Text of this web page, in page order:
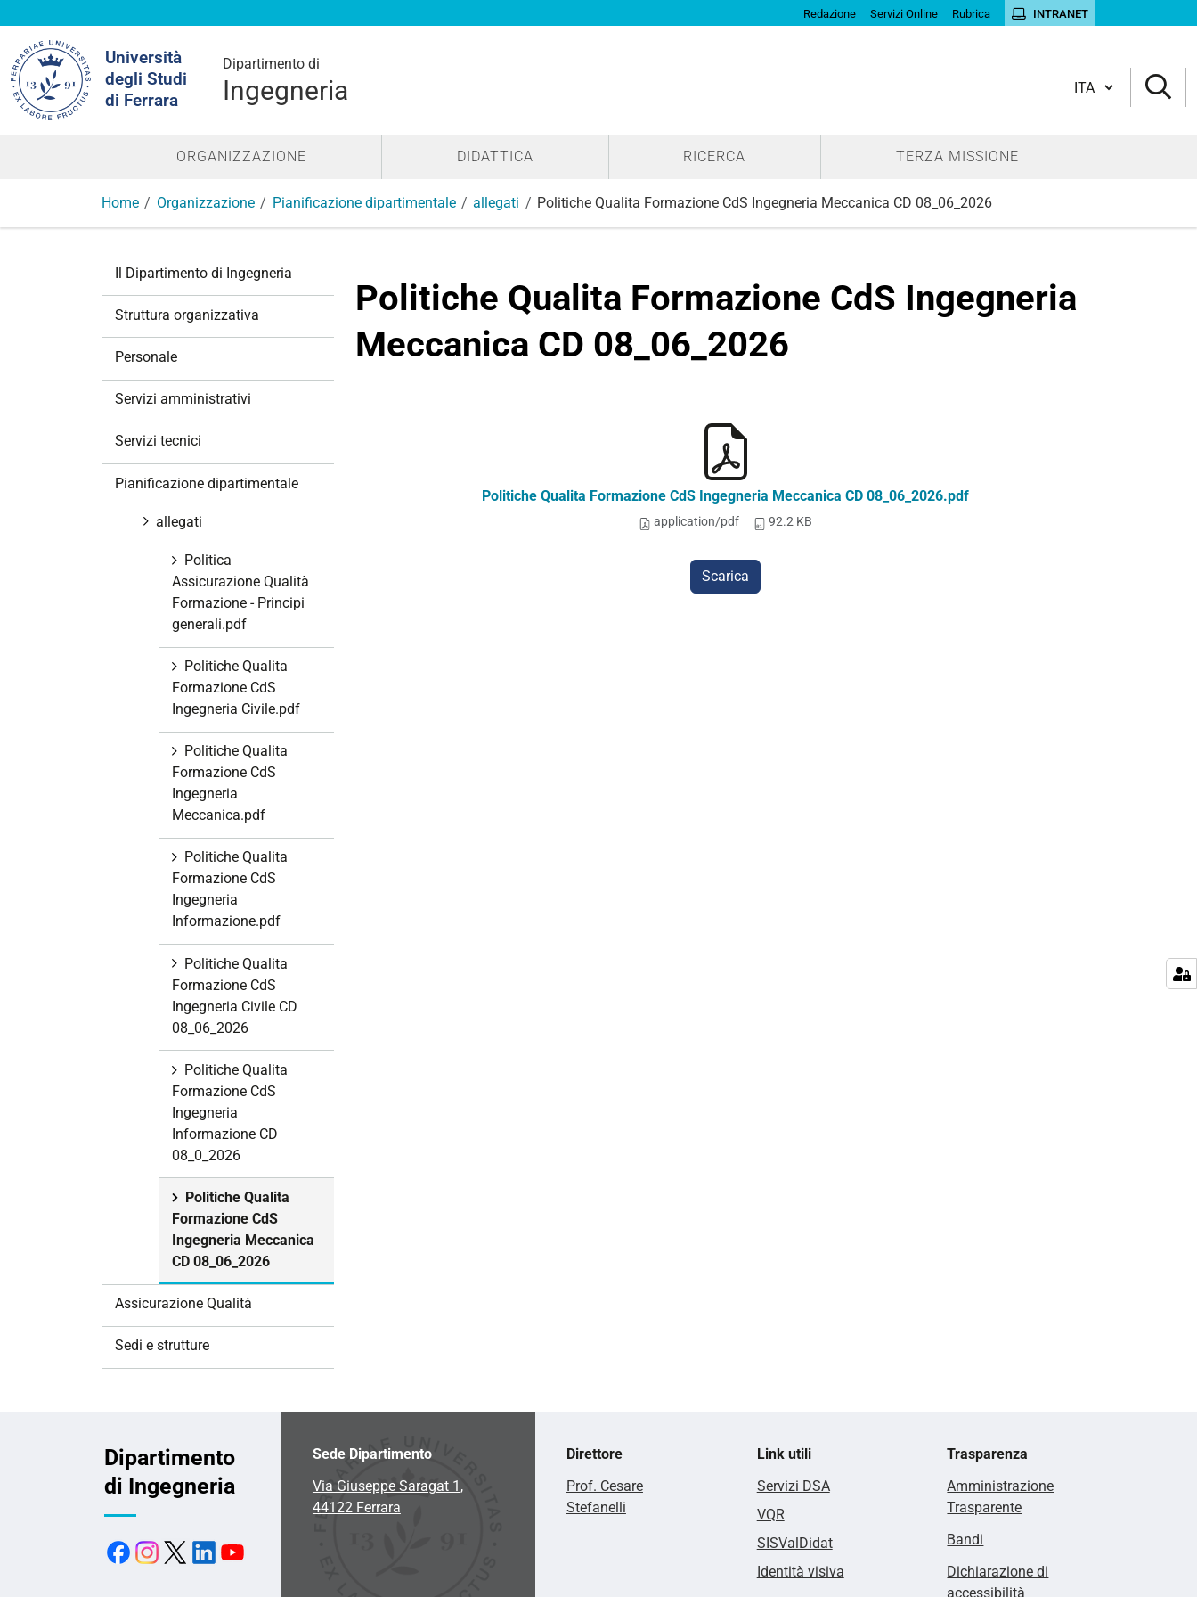
Redazione Servizi Online Rubrica INTRANET
Università
degli Studi
di Ferrara
Dipartimento di
Ingegneria
nel
sito
Cambia lingua
ORGANIZZAZIONE DIDATTICA RICERCA TERZA MISSIONE
Home Organizzazione Pianificazione dipartimentale allegati Politiche Qualita Formazione CdS Ingegneria Meccanica CD 08_06_2026
Politiche Qualita Formazione CdS Ingegneria
Meccanica CD 08_06_2026
Politiche Qualita Formazione CdS Ingegneria Meccanica CD 08_06_2026.pdf
application/pdf 92.2 KB
Scarica
Il Dipartimento di Ingegneria
Struttura organizzativa
Personale
Servizi amministrativi
Servizi tecnici
Pianificazione dipartimentale
allegati
Politica
Assicurazione Qualità
Formazione - Principi
generali.pdf
Politiche Qualita
Formazione CdS
Ingegneria Civile.pdf
Politiche Qualita
Formazione CdS
Ingegneria
Meccanica.pdf
Politiche Qualita
Formazione CdS
Ingegneria
Informazione.pdf
Politiche Qualita
Formazione CdS
Ingegneria Civile CD
08_06_2026
Politiche Qualita
Formazione CdS
Ingegneria
Informazione CD
08_0_2026
Politiche Qualita
Formazione CdS
Ingegneria Meccanica
CD 08_06_2026
Assicurazione Qualità
Sedi e strutture
Dipartimento
di Ingegneria
Sede Dipartimento
Via Giuseppe Saragat 1,
44122 Ferrara
Direttore
Prof. Cesare
Stefanelli
Link utili
Servizi DSA
VQR
SISValDidat
Identità visiva
Trasparenza
Amministrazione
Trasparente
Bandi
Dichiarazione di
accessibilità